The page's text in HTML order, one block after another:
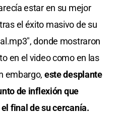
estar en su mejor
el éxito masivo de su
donde mostraron
en el video como en las
embargo, este desplante
de inflexión que
final de su cercanía.